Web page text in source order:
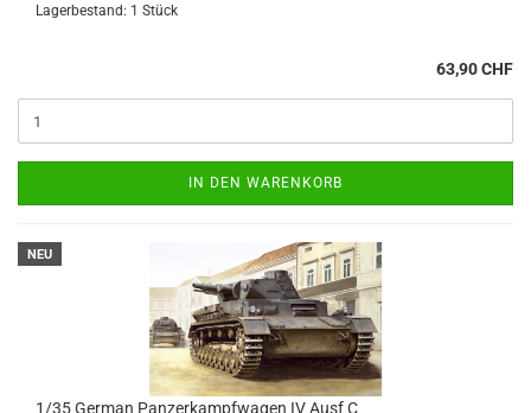
Lagerbestand: 1 Stück
63,90 CHF
IN DEN WARENKORB
NEU
1/35 German Panzerkampfwagen IV Ausf C